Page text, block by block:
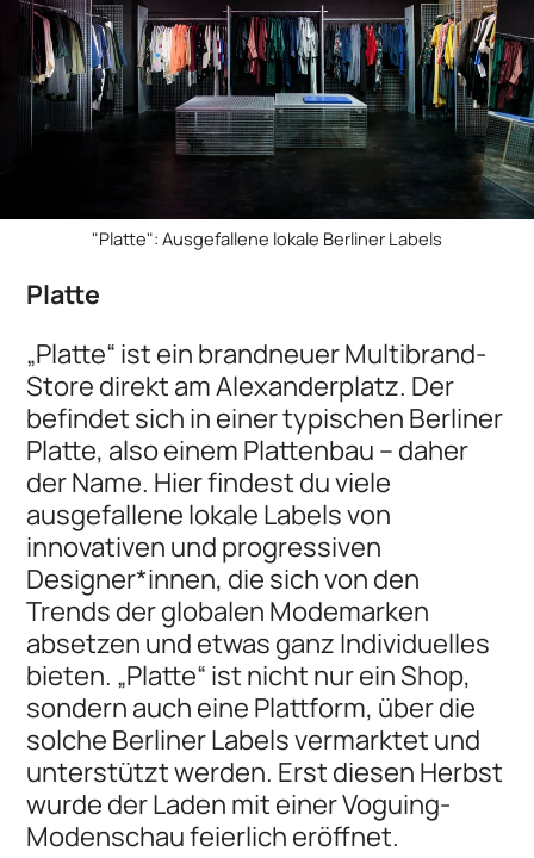
"Platte": Ausgefallene lokale Berliner Labels
Platte
„Platte“ ist ein brandneuer Multibrand-
Store direkt am Alexanderplatz. Der
befindet sich in einer typischen Berliner
Platte, also einem Plattenbau – daher
der Name. Hier findest du viele
ausgefallene lokale Labels von
innovativen und progressiven
Designer*innen, die sich von den
Trends der globalen Modemarken
absetzen und etwas ganz Individuelles
bieten. „Platte“ ist nicht nur ein Shop,
sondern auch eine Plattform, über die
solche Berliner Labels vermarktet und
unterstützt werden. Erst diesen Herbst
wurde der Laden mit einer Voguing-
Modenschau feierlich eröffnet.